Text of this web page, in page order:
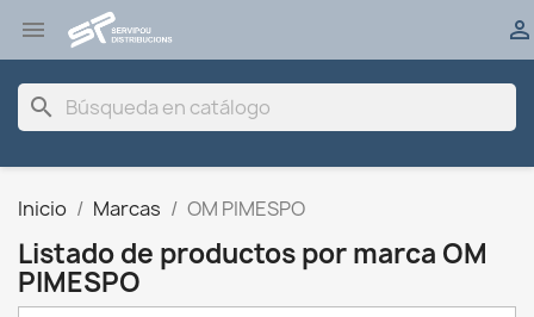
 
search
Inicio Marcas OM PIMESPO
Listado de productos por marca OM
PIMESPO